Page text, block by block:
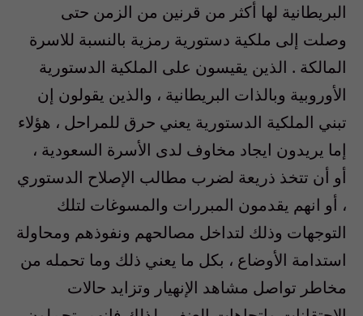
البريطانية لها أكثر من قرنين من الزمن حتى
وصلت إلى ملكية دستورية رمزية بالنسبة للاسرة
المالكة . الذين يقيسون على الملكية الدستورية
الأوروبية وبالذات البريطانية ، والذين يقولون إن
تبني الملكية الدستورية يعني حرق للمراحل ، هؤلاء
إما يريدون ايجاد مخاوف لدى الأسرة السعودية ،
أو أن تتخذ ذريعة لضرب مطالب الإصلاح الدستوري
، أو انهم يقدمون المبررات والمسوغات لتلك
التوجهات وذلك لتداخل مصالحهم ونفوذهم ومحاولة
استدامة الأوضاع ، بكل ما يعني ذلك وما تحمله من
مخاطر تواصل مشاهد الإنهيار وتزايد حالات